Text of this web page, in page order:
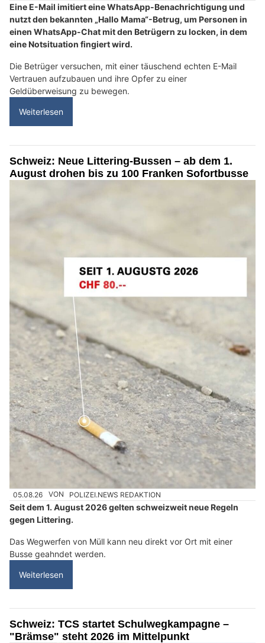
Eine E-Mail imitiert eine WhatsApp-Benachrichtigung und
nutzt den bekannten „Hallo Mama“-Betrug, um Personen in
einen WhatsApp-Chat mit den Betrügern zu locken, in dem
eine Notsituation fingiert wird.
Die Betrüger versuchen, mit einer täuschend echten E-Mail
Vertrauen aufzubauen und ihre Opfer zu einer
Geldüberweisung zu bewegen.
Weiterlesen
Schweiz: Neue Littering-Bussen – ab dem 1.
August drohen bis zu 100 Franken Sofortbusse
05.08.26 VON POLIZEI.NEWS REDAKTION
Seit dem 1. August 2026 gelten schweizweit neue Regeln
gegen Littering.
Das Wegwerfen von Müll kann neu direkt vor Ort mit einer
Busse geahndet werden.
Weiterlesen
Schweiz: TCS startet Schulwegkampagne –
"Brämse" steht 2026 im Mittelpunkt